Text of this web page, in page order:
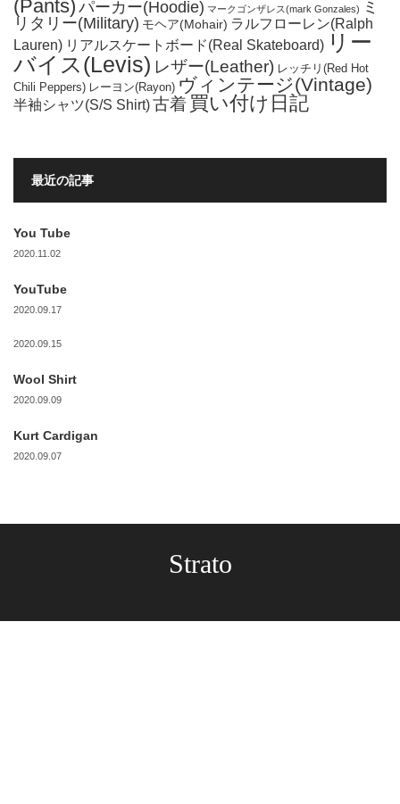
(Pants)パーカー(Hoodie) マークゴンザレス(mark Gonzales)
ミ
リタリー(Military) モヘア(Mohair) ラルフローレン(Ralph
Lauren) リアルスケートボード(Real Skateboard) リー
バイス(Levis) レザー(Leather) レッチリ(Red Hot
Chili Peppers) レーヨン(Rayon) ヴィンテージ(Vintage)
半袖シャツ(S/S Shirt)古着 買い付け日記
最近の記事
You Tube
2020.11.02
YouTube
2020.09.17
2020.09.15
Wool Shirt
2020.09.09
Kurt Cardigan
2020.09.07
Strato